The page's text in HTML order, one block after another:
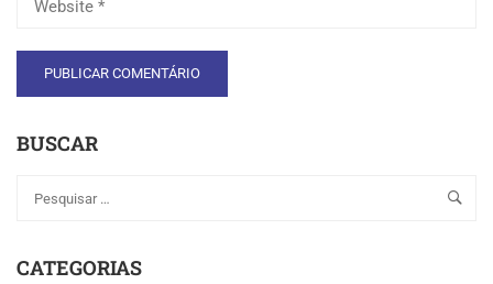
BUSCAR
CATEGORIAS